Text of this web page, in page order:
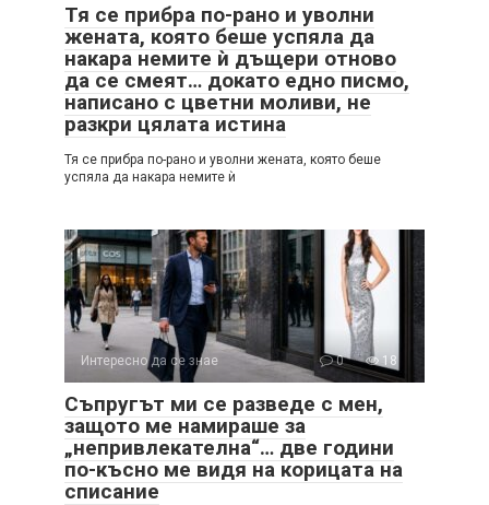
Тя се прибра по-рано и уволни
жената, която беше успяла да
накара немите ѝ дъщери отново
да се смеят… докато едно писмо,
написано с цветни моливи, не
разкри цялата истина
Тя се прибра по-рано и уволни жената, която беше
успяла да накара немите ѝ
Интересно да се знае 0 18
Съпругът ми се разведе с мен,
защото ме намираше за
„непривлекателна“… две години
по-късно ме видя на корицата на
списание